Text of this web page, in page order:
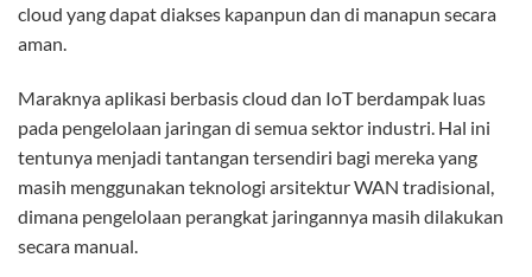
cloud yang dapat diakses kapanpun dan di manapun secara
aman.
Maraknya aplikasi berbasis cloud dan IoT berdampak luas
pada pengelolaan jaringan di semua sektor industri. Hal ini
tentunya menjadi tantangan tersendiri bagi mereka yang
masih menggunakan teknologi arsitektur WAN tradisional,
dimana pengelolaan perangkat jaringannya masih dilakukan
secara manual.